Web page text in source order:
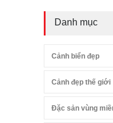
Danh mục
Cảnh biển đẹp
Cảnh đẹp thế giới
Đặc sản vùng